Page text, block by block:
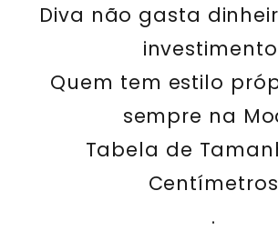
Diva não gasta
Quem tem estilo
sempre na
Tabela de
Centímetros
.